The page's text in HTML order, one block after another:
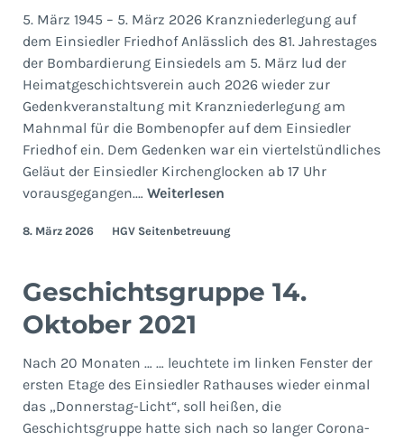
5. März 1945 – 5. März 2026 Kranzniederlegung auf
dem Einsiedler Friedhof Anlässlich des 81. Jahrestages
der Bombardierung Einsiedels am 5. März lud der
Heimatgeschichtsverein auch 2026 wieder zur
Gedenkveranstaltung mit Kranzniederlegung am
Mahnmal für die Bombenopfer auf dem Einsiedler
Friedhof ein. Dem Gedenken war ein viertelstündliches
Geläut der Einsiedler Kirchenglocken ab 17 Uhr
vorausgegangen.… WeiterlesenKranzniederlegung
März
8. März 2026 HGV Seitenbetreuung
Geschichtsgruppe 14.
Oktober 2021
Nach 20 Monaten … … leuchtete im linken Fenster der
ersten Etage des Einsiedler Rathauses wieder einmal
das „Donnerstag-Licht“, soll heißen, die
Geschichtsgruppe hatte sich nach so langer Corona-